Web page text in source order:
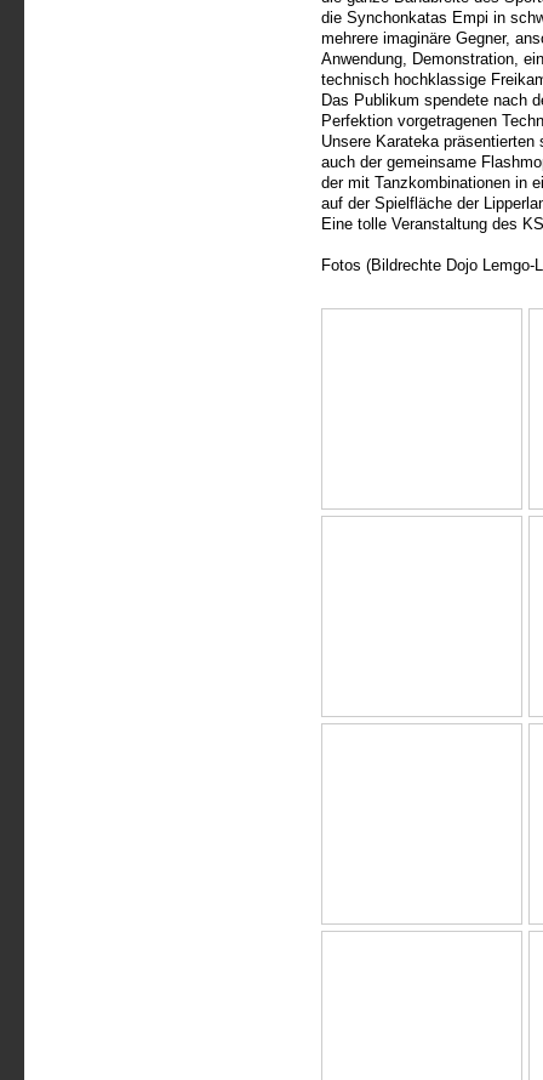
die Synchonkatas Empi in
mehrere imaginäre Gegner,
Anwendung, Demonstration,
technisch hochklassige
Das Publikum spendete nach
Perfektion vorgetragenen
Unsere Karateka
auch der gemeinsame
der mit Tanzkombinationen in
auf der Spielfläche der
Eine tolle Veranstaltung des
Fotos (Bildrechte Dojo Lemgo-